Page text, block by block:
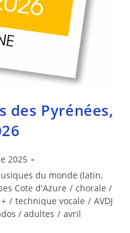
des Pyrénées,
2025
du monde (latin,
Cote d'Azure / chorale /
/ technique vocale / AVDJ
/ adultes / avril